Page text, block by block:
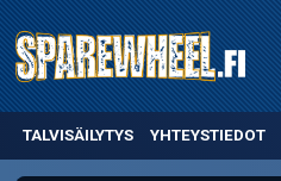
TALVISÄILYTYS YHTEYSTIEDOT